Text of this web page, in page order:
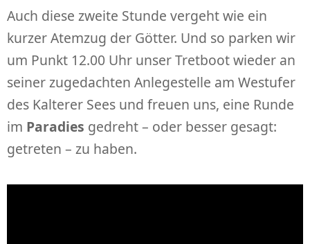
Auch diese zweite Stunde vergeht wie ein
kurzer Atemzug der Götter. Und so parken wir
um Punkt 12.00 Uhr unser Tretboot wieder an
seiner zugedachten Anlegestelle am Westufer
des Kalterer Sees und freuen uns, eine Runde
im Paradies gedreht – oder besser gesagt:
getreten – zu haben.